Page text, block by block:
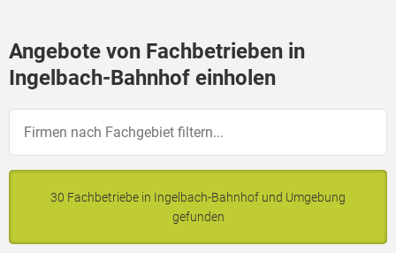
Angebote von Fachbetrieben in
Ingelbach-Bahnhof einholen
30 Fachbetriebe in Ingelbach-Bahnhof und Umgebung
gefunden